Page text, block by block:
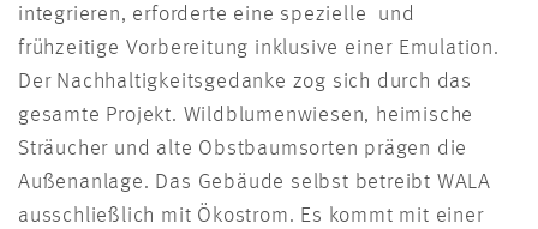
integrieren, erforderte eine spezielle und
frühzeitige Vorbereitung inklusive einer Emulation.
Der Nachhaltigkeitsgedanke zog sich durch das
gesamte Projekt. Wildblumenwiesen, heimische
Sträucher und alte Obstbaumsorten prägen die
Außenanlage. Das Gebäude selbst betreibt WALA
ausschließlich mit Ökostrom. Es kommt mit einer